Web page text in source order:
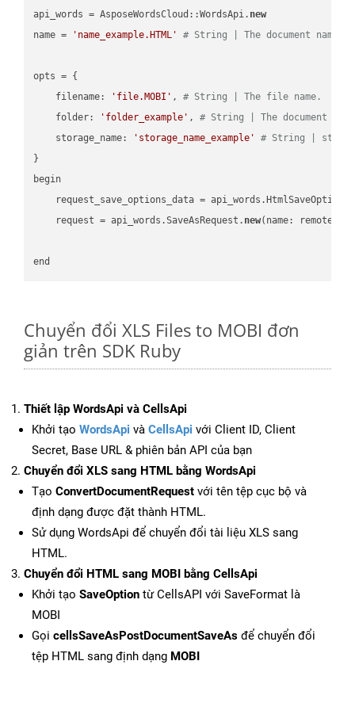
api_words = AsposeWordsCloud::WordsApi. new
name =
'name_example.HTML' # String | The document name.
opts = {
    filename:
'file.MOBI' , # String | The file name.
    folder:
'folder_example' , # String | The document
    storage_name:
'storage_name_example'
# String |
}
begin
request_save_options_data =
    request = api_words.SaveAsRequest.
new(name:
Chuyển đổi XLS Files to MOBI đơn
giản trên SDK Ruby
Thiết lập WordsApi và CellsApi
Khởi tạo WordsApi và CellsApi với Client ID, Client
Secret, Base URL & phiên bản API của bạn
Chuyển đổi XLS sang HTML bằng WordsApi
Tạo ConvertDocumentRequest với tên tệp cục bộ và
định dạng được đặt thành HTML.
Sử dụng WordsApi để chuyển đổi tài liệu XLS sang
HTML.
Chuyển đổi HTML sang MOBI bằng CellsApi
Khởi tạo SaveOption từ CellsAPI với SaveFormat là
MOBI
Gọi cellsSaveAsPostDocumentSaveAs để chuyển đổi
tệp HTML sang định dạng MOBI